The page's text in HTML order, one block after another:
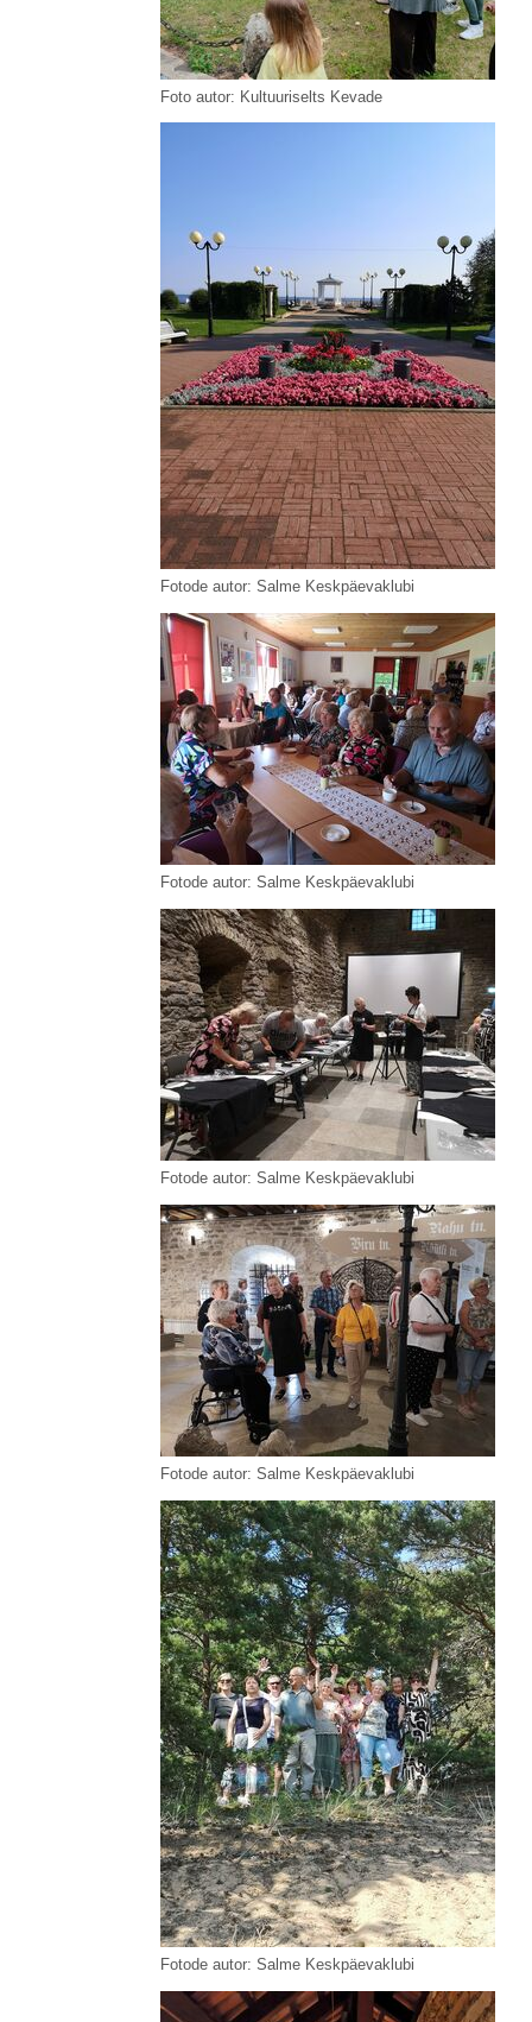
Foto autor: Kultuuriselts Kevade
Fotode autor: Salme Keskpäevaklubi
Fotode autor: Salme Keskpäevaklubi
Fotode autor: Salme Keskpäevaklubi
Fotode autor: Salme Keskpäevaklubi
Fotode autor: Salme Keskpäevaklubi